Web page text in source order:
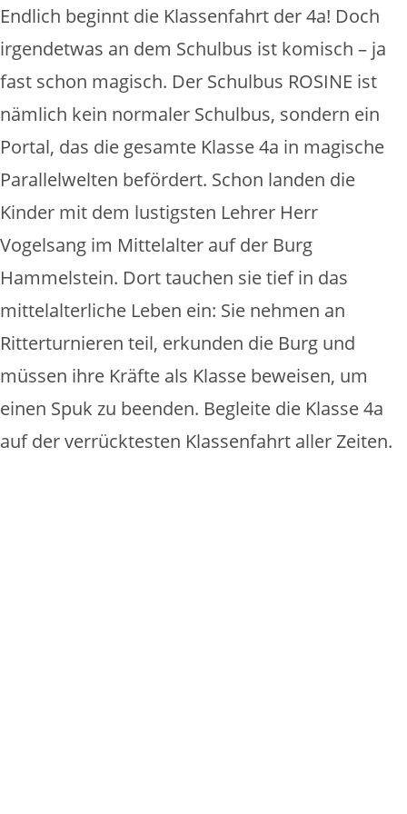
Endlich beginnt die Klassenfahrt der 4a! Doch
irgendetwas an dem Schulbus ist komisch – ja
fast schon magisch. Der Schulbus ROSINE ist
nämlich kein normaler Schulbus, sondern ein
Portal, das die gesamte Klasse 4a in magische
Parallelwelten befördert. Schon landen die
Kinder mit dem lustigsten Lehrer Herr
Vogelsang im Mittelalter auf der Burg
Hammelstein. Dort tauchen sie tief in das
mittelalterliche Leben ein: Sie nehmen an
Ritterturnieren teil, erkunden die Burg und
müssen ihre Kräfte als Klasse beweisen, um
einen Spuk zu beenden. Begleite die Klasse 4a
auf der verrücktesten Klassenfahrt aller Zeiten.